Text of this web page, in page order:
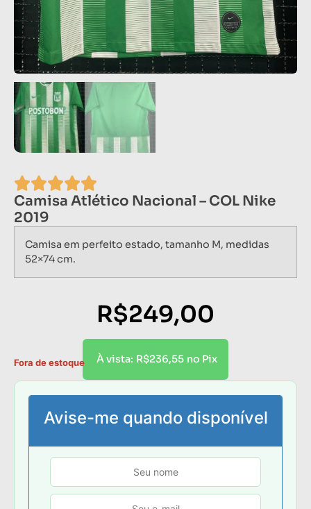
Camisa Atlético Nacional – COL Nike
2019
Camisa em perfeito estado, tamanho M, medidas
52×74 cm.
R$249,00
À vista: R$236,55 no Pix
Fora de estoque
Avise-me quando disponível